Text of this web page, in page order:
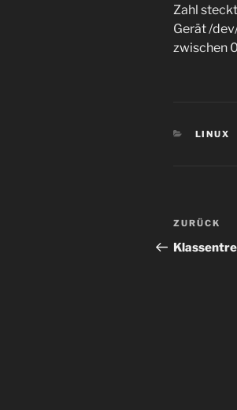
Zahl
Gerät /
zwischen
LINUX
Vorheriger
Beitrag
ZURÜCK